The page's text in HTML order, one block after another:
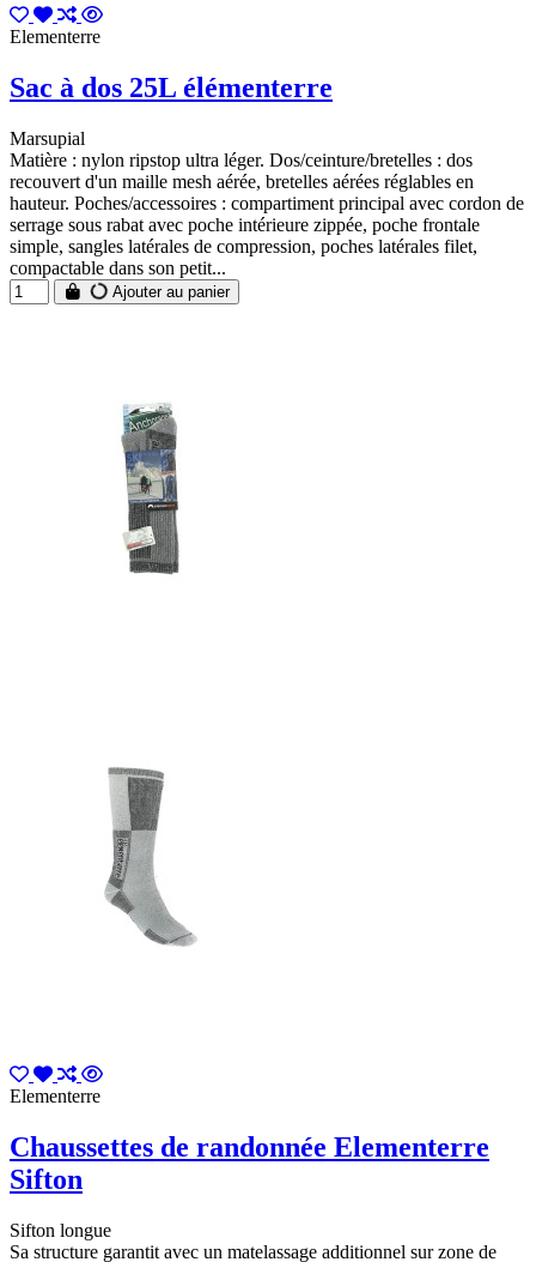
Elementerre
Sac à dos 25L élémenterre
Marsupial
Matière : nylon ripstop ultra léger. Dos/ceinture/bretelles : dos
recouvert d'un maille mesh aérée, bretelles aérées réglables en
hauteur. Poches/accessoires : compartiment principal avec cordon de
serrage sous rabat avec poche intérieure zippée, poche frontale
simple, sangles latérales de compression, poches latérales filet,
compactable dans son petit...
Ajouter au panier
Elementerre
Chaussettes de randonnée Elementerre
Sifton
Sifton longue
Sa structure garantit avec un matelassage additionnel sur zone de